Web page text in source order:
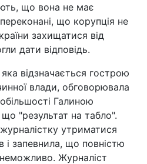
що вона не має
що корупція не
захищатися від
дати відповідь.
відзначається гострою
влади, обговорювала
Галиною
"результат на табло".
утриматися
і запевнила, що повністю
Журналіст